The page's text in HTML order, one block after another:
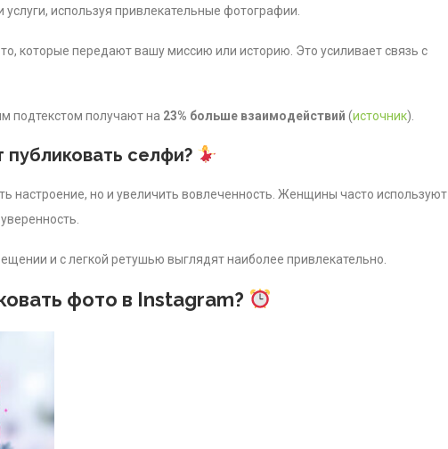
используя привлекательные фотографии.
которые передают вашу миссию или историю. Это усиливает связь с
подтекстом получают на 23% больше взаимодействий (источник).
селфи?
настроение, но и увеличить вовлеченность. Женщины часто используют
и с легкой ретушью выглядят наиболее привлекательно.
фото в Instagram?